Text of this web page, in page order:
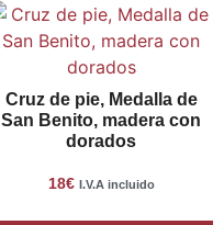
Cruz de pie, Medalla de
San Benito, madera con
dorados
18€ I.V.A incluido